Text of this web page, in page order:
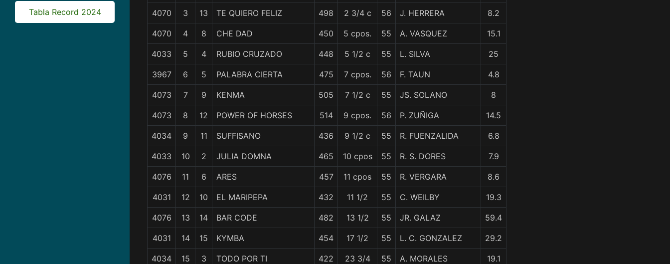
Tabla Record 2024 4070 3 13 TE QUIERO FELIZ 498 2 3/4 c 56 J. HERRERA 8.2
4070 4 8 CHE DAD 450 5 cpos. 55 A. VASQUEZ 15.1
4033 5 4 RUBIO CRUZADO 448 5 1/2 c 55 L. SILVA 25
3967 6 5 PALABRA CIERTA 475 7 cpos. 56 F. TAUN 4.8
4073 7 9 KENMA 505 7 1/2 c 55 JS. SOLANO 8
4073 8 12 POWER OF HORSES 514 9 cpos. 56 P. ZUÑIGA 14.5
4034 9 11 SUFFISANO 436 9 1/2 c 55 R. FUENZALIDA 6.8
4033 10 2 JULIA DOMNA 465 10 cpos 55 R. S. DORES 7.9
4076 11 6 ARES 457 11 cpos 55 R. VERGARA 8.6
4031 12 10 EL MARIPEPA 432 11 1/2 55 C. WEILBY 19.3
4076 13 14 BAR CODE 482 13 1/2 55 JR. GALAZ 59.4
4031 14 15 KYMBA 454 17 1/2 55 L. C. GONZALEZ 29.2
4034 15 3 TODO POR TI 422 23 3/4 55 A. MORALES 19.1